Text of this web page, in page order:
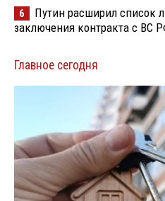
6
Путин расширил список
заключения контракта с ВС
Главное сегодня